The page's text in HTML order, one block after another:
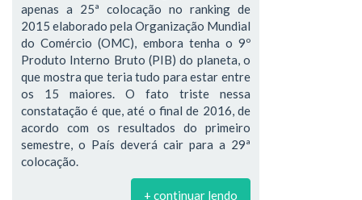
apenas a 25ª colocação no ranking de
2015 elaborado pela Organização Mundial
do Comércio (OMC), embora tenha o 9º
Produto Interno Bruto (PIB) do planeta, o
que mostra que teria tudo para estar entre
os 15 maiores. O fato triste nessa
constatação é que, até o final de 2016, de
acordo com os resultados do primeiro
semestre, o País deverá cair para a 29ª
colocação.
+ continuar lendo